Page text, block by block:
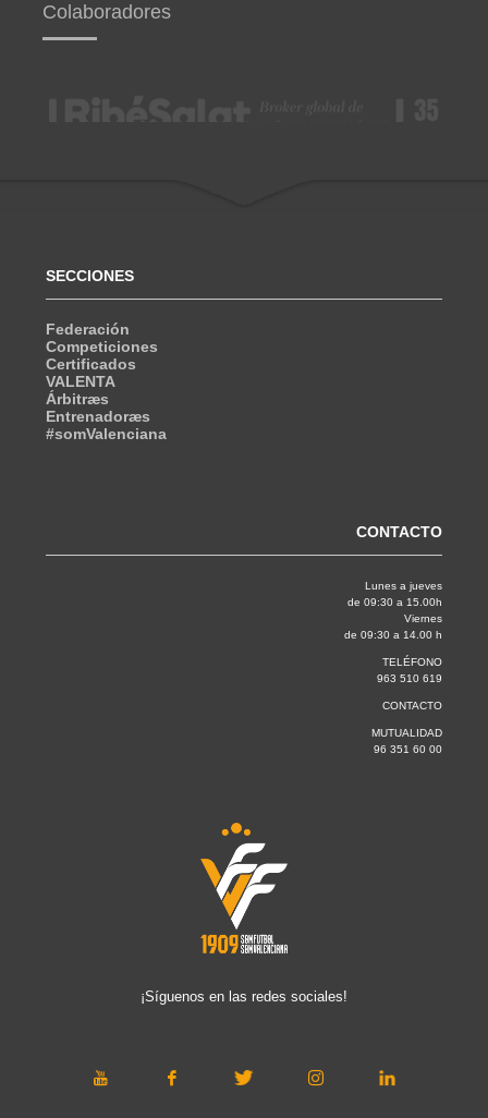
Colaboradores
SECCIONES
Federación
Competiciones
Certificados
VALENTA
Árbitræs
Entrenadoræs
#somValenciana
CONTACTO
Lunes a jueves
de 09:30 a 15.00h
Viernes
de 09:30 a 14.00 h
TELÉFONO
963 510 619
CONTACTO
MUTUALIDAD
96 351 60 00
¡Síguenos en las redes sociales!